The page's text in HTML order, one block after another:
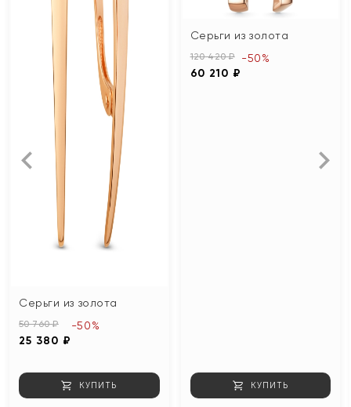
Серьги из золота
50 760 ₽
25 380 ₽
-50%
КУПИТЬ
Серьги из золота
120 420 ₽
60 210 ₽
-50%
КУПИТЬ